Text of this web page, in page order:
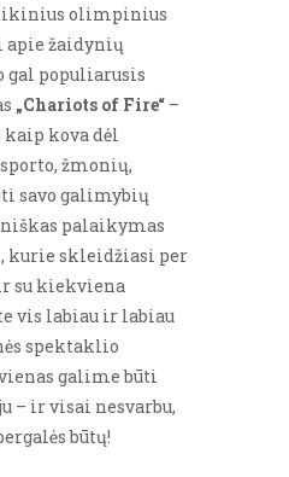
olimpinius
žaidynių
gal populiarusis
„Chariots of Fire“ –
kova dėl
žmonių,
savo galimybių
palaikymas
kurie skleidžiasi per
su kiekviena
vis labiau ir labiau
spektaklio
galime būti
– ir visai nesvarbu,
būtų!